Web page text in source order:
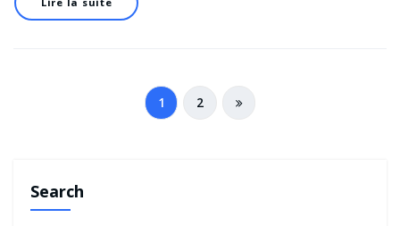
1 2
Search